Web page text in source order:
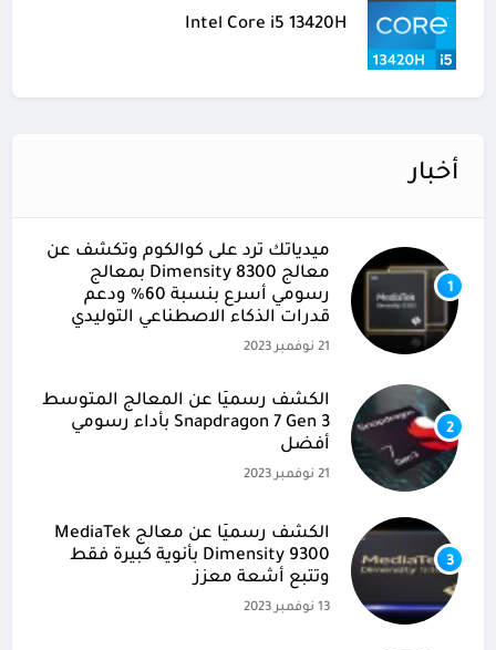
Intel Core i5 13420H
أخبار
1
ميدياتك ترد على كوالكوم وتكشف عن
معالج Dimensity 8300 بمعالج
رسومي أسرع بنسبة 60% ودعم
قدرات الذكاء الاصطناعي التوليدي
21 نوفمبر 2023
2
الكشف رسميًا عن المعالج المتوسط
Snapdragon 7 Gen 3 بأداء رسومي
أفضل
21 نوفمبر 2023
3
الكشف رسميًا عن معالج MediaTek
Dimensity 9300 بأنوية كبيرة فقط
وتتبع أشعة معزز
13 نوفمبر 2023